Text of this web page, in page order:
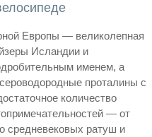
Европы — великолепная
Исландии и
именем, а
проталины с
количество
— от
средневековых ратуш и